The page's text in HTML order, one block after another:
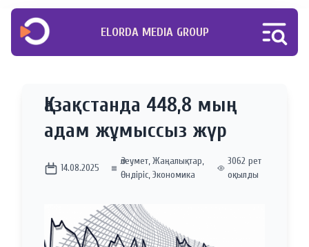
ELORDA MEDIA GROUP
Қазақстанда 448,8 мың
адам жұмыссыз жүр
14.08.2025
Әлеумет,Жаңалықтар,
Өндіріс,Экономика
3062 рет
оқылды